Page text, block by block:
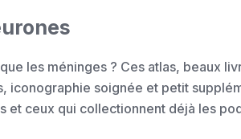
les méninges ? Ces atlas, beaux
soignée et petit
et ceux qui collectionnent déjà les